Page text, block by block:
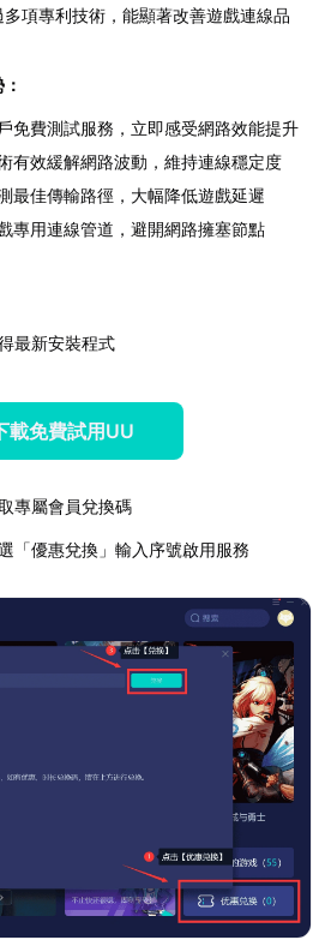
多項專利技術，能顯著改善遊戲連線品
免費測試服務，立即感受網路效能提升
有效緩解網路波動，維持連線穩定度
最佳傳輸路徑，大幅降低遊戲延遲
專用連線管道，避開網路擁塞節點
最新安裝程式
載免費試用UU
專屬會員兌換碼
「優惠兌換」輸入序號啟用服務